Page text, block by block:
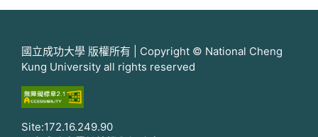
國立成功大學 版權所有 | Copyright © National Cheng
Kung University all rights reserved
Site:172.16.249.90